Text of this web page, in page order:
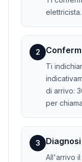
elettricista.
2
Ti
di arrivo:
per
3
All'arrivo